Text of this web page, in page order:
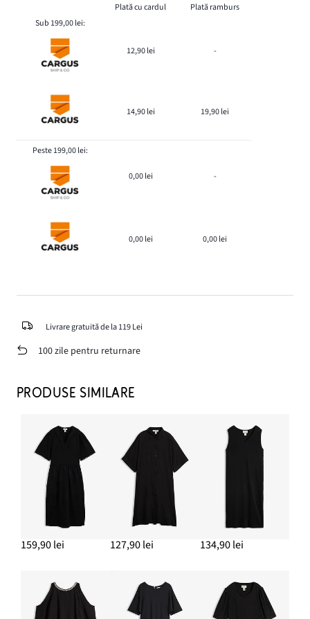
Plată cu cardul
Plată ramburs
Sub 199,00 lei:
12,90 lei -
14,90 lei 19,90 lei
Peste 199,00 lei:
0,00 lei -
0,00 lei 0,00 lei
Livrare gratuită de la 119 Lei
100 zile pentru returnare
PRODUSE SIMILARE
159,90 lei 127,90 lei 134,90 lei